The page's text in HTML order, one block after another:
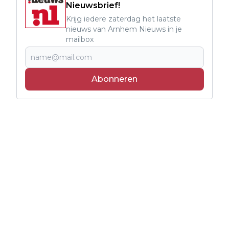
Nieuwsbrief!
Krijg iedere zaterdag het laatste
nieuws van Arnhem Nieuws in je
mailbox
Abonneren